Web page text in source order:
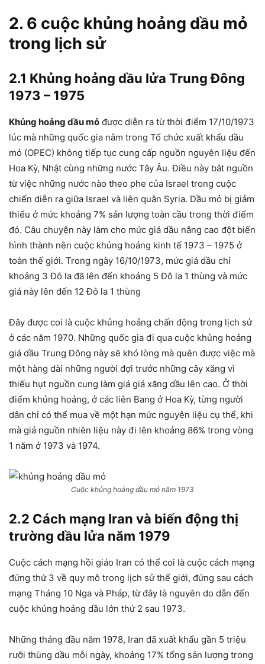
2. 6 cuộc khủng hoảng dầu mỏ
trong lịch sử
2.1 Khủng hoảng dầu lửa Trung Đông
1973 – 1975
Khủng hoảng dầu mỏ được diễn ra từ thời điểm 17/10/1973
lúc mà những quốc gia nằm trong Tổ chức xuất khẩu dầu
mỏ (OPEC) không tiếp tục cung cấp nguồn nguyên liệu đến
Hoa Kỳ, Nhật cùng những nước Tây Âu. Điều này bắt nguồn
từ việc những nước nào theo phe của Israel trong cuộc
chiến diễn ra giữa Israel và liên quân Syria. Dầu mỏ bị giảm
thiểu ở mức khoảng 7% sản lượng toàn cầu trong thời điểm
đó. Câu chuyện này làm cho mức giá dầu nâng cao đột biến
hình thành nên cuộc khủng hoảng kinh tế 1973 – 1975 ở
toàn thế giới. Trong ngày 16/10/1973, mức giá dầu chỉ
khoảng 3 Đô la đã lên đến khoảng 5 Đô la 1 thùng và mức
giá này lên đến 12 Đô la 1 thùng
Đây được coi là cuộc khủng hoảng chấn động trong lịch sử
ở các năm 1970. Những quốc gia đi qua cuộc khủng hoảng
giá dầu Trung Đông này sẽ khó lòng mà quên được việc mà
một hàng dài những người đợi trước những cây xăng vì
thiếu hụt nguồn cung làm giá giá xăng dầu lên cao. Ở thời
điểm khủng hoảng, ở các liên Bang ở Hoa Kỳ, từng người
dân chỉ có thể mua về một hạn mức nguyên liệu cụ thể, khi
mà giá nguồn nhiên liệu này đi lên khoảng 86% trong vòng
1 năm ở 1973 và 1974.
Cuộc khủng hoảng dầu mỏ năm 1973
2.2 Cách mạng Iran và biến động thị
trường dầu lửa năm 1979
Cuộc cách mạng hồi giáo Iran có thể coi là cuộc cách mạng
đứng thứ 3 về quy mô trong lịch sử thế giới, đứng sau cách
mạng Tháng 10 Nga và Pháp, từ đây là nguyên do dẫn đến
cuộc khủng hoảng dầu lớn thứ 2 sau 1973.
Những tháng đầu năm 1978, Iran đã xuất khẩu gần 5 triệu
rưỡi thùng dầu mỗi ngày, khoảng 17% tổng sản lượng trong